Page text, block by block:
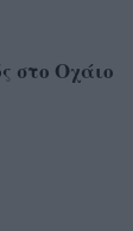
στο Οχάιο